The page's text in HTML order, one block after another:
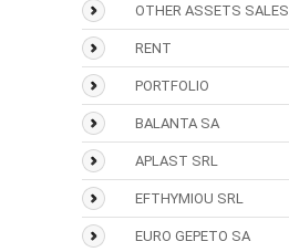
OTHER ASSETS SALES
RENT
PORTFOLIO
BALANTA SA
APLAST SRL
EFTHYMIOU SRL
EURO GEPETO SA